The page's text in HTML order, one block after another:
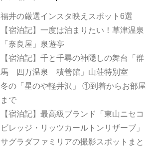
福井の厳選インスタ映えスポット6選
【宿泊記】一度は泊まりたい！草津温泉
「奈良屋」泉遊亭
【宿泊記】千と千尋の神隠しの舞台「群
馬 四万温泉 積善館」山荘特別室
冬の「星のや軽井沢」 ①到着からお部屋
まで
【宿泊記】最高級ブランド「東山ニセコ
ビレッジ・リッツカールトンリザーブ」
サグラダファミリアの撮影スポットまと